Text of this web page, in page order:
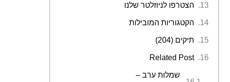
הצטרפו לניוזלטר שלנו
הקטגוריות המובילות
תיקים (204)
Related Post
שמלות ערב –